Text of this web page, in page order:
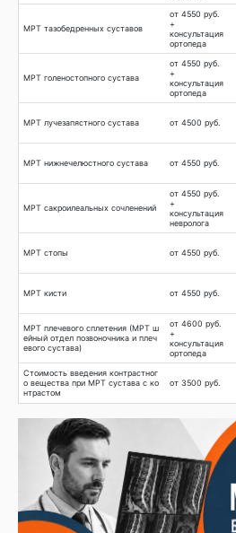
МРТ тазобедренных суставов
от 4550 руб.
+
консультация
ортопеда
МРТ голеностопного сустава
от 4550 руб.
+
консультация
ортопеда
МРТ лучезапястного сустава от 4500 руб.
МРТ нижнечелюстного сустава от 4550 руб.
МРТ сакроилеальных сочленений
от 4550 руб.
+
консультация
невролога
МРТ стопы от 4550 руб.
МРТ кисти от 4550 руб.
МРТ плечевого сплетения (МРТ ш
ейный отдел позвоночника и плеч
евого сустава)
от 4600 руб.
+
консультация
ортопеда
Стоимость введения контрастног
о вещества при МРТ сустава с ко
нтрастом
от 3500 руб.